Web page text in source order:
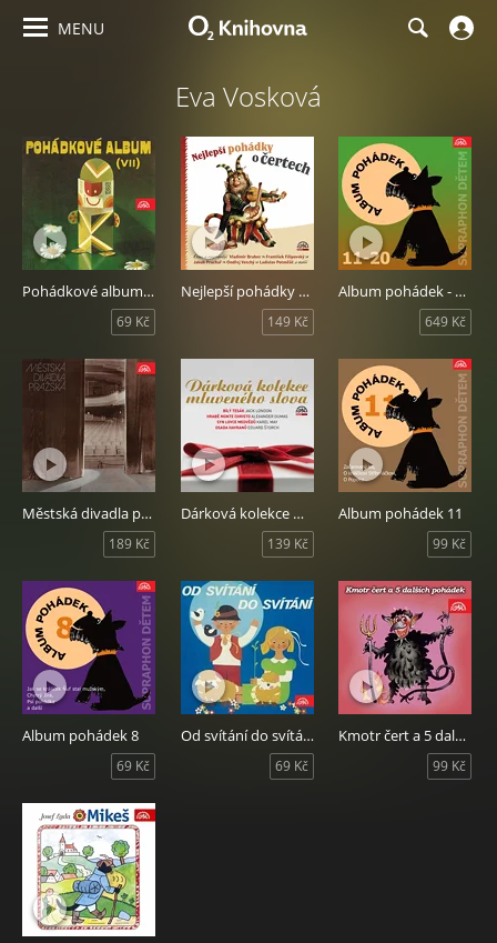
MENU
Eva Vosková
Pohádkové album VII.
69 Kč
Nejlepší pohádky o čertech
149 Kč
Album pohádek - komplet 2
649 Kč
Městská divadla pražská. K 30. výročí založení
189 Kč
Dárková kolekce mluveného slova
139 Kč
Album pohádek 11
99 Kč
Album pohádek 8
69 Kč
Od svítání do svítání
69 Kč
Kmotr čert a 5 dalších pohádek
99 Kč